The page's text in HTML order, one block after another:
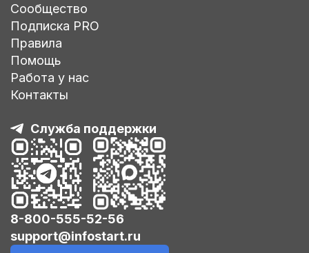
Сообщество
Подписка PRO
Правила
Помощь
Работа у нас
Контакты
Служба поддержки
8-800-555-52-56
support@infostart.ru